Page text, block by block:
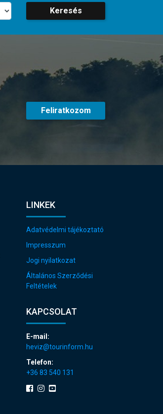
Keresés
Feliratkozom
LINKEK
Adatvédelmi tájékoztató
Impresszum
Jogi nyilatkozat
Általános Szerződési
Feltételek
KAPCSOLAT
E-mail:
heviz@tourinform.hu
Telefon:
+36 83 540 131